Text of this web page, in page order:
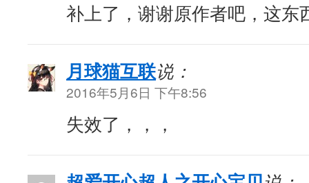
补上了，谢谢原作者吧，这东
月球猫互联说：
2016年5月6日 下午8:56
失效了，，，